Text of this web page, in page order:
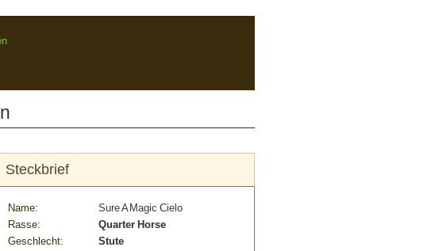
Steckbrief
Name:
Sure A Magic Cielo
Rasse:
Quarter Horse
Geschlecht:
Stute